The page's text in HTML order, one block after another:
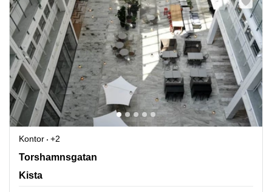
Kontor
+2
Torshamnsgatan 35, Kista
Torshamnsgatan
Kista